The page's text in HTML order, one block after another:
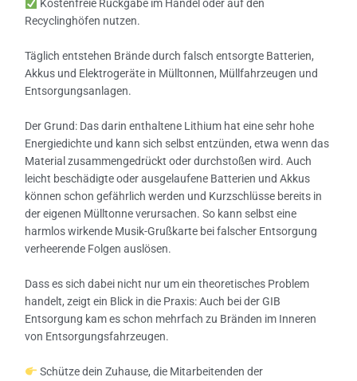
Kostenfreie Rückgabe im Handel oder auf den
Recyclinghöfen nutzen.
Täglich entstehen Brände durch falsch entsorgte Batterien,
Akkus und Elektrogeräte in Mülltonnen, Müllfahrzeugen und
Entsorgungsanlagen.
Der Grund: Das darin enthaltene Lithium hat eine sehr hohe
Energiedichte und kann sich selbst entzünden, etwa wenn das
Material zusammengedrückt oder durchstoßen wird. Auch
leicht beschädigte oder ausgelaufene Batterien und Akkus
können schon gefährlich werden und Kurzschlüsse bereits in
der eigenen Mülltonne verursachen. So kann selbst eine
harmlos wirkende Musik-Grußkarte bei falscher Entsorgung
verheerende Folgen auslösen.
Dass es sich dabei nicht nur um ein theoretisches Problem
handelt, zeigt ein Blick in die Praxis: Auch bei der GIB
Entsorgung kam es schon mehrfach zu Bränden im Inneren
von Entsorgungsfahrzeugen.
Schütze dein Zuhause, die Mitarbeitenden der